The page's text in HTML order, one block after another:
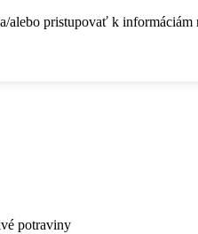
pristupovať k informáciám
potraviny